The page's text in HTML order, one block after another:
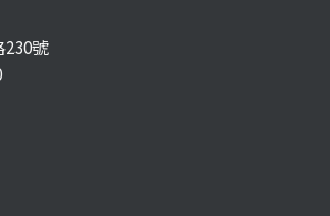
230號